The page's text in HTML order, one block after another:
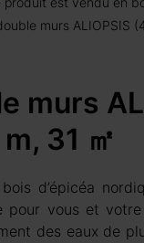
murs ALIOPSIS
murs
31 ㎡
d’épicéa
pour vous et
des eaux de